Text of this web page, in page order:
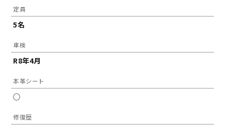
定員
5名
車検
R8年4月
本革シート
◯
修復歴